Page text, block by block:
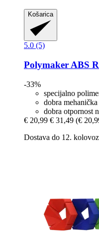
Košarica
5.0 (5)
Polymaker ABS
-33%
specijalno
dobra
dobra otpornost
€ 20,99 € 31,49 (€
Dostava do 12.